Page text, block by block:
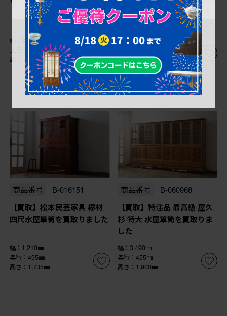
幅：820㎜
奥行：370㎜
高さ：785㎜
革(レザー) 1人掛けソファを
買取りました
幅：800㎜
高さ：760㎜
商品番号 B-016151
【買取】松本民芸家具 欅材
四尺水屋箪笥を買取りました
幅：1,210㎜
奥行：495㎜
高さ：1,735㎜
商品番号 B-060968
【買取】特注品 最高級 屋久
杉 特大 水屋箪笥を買取りま
した
幅：3,490㎜
奥行：455㎜
高さ：1,900㎜